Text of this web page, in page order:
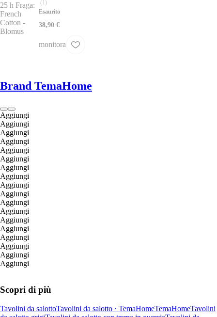
(1)
Esaurito
38,90 €
monitora
Brand TemaHome
Aggiungi
Aggiungi
Aggiungi
Aggiungi
Aggiungi
Aggiungi
Aggiungi
Aggiungi
Aggiungi
Aggiungi
Aggiungi
Aggiungi
Aggiungi
Aggiungi
Aggiungi
Aggiungi
Aggiungi
Aggiungi
Scopri di più
Tavolini da salottoTavolini da salotto · TemaHomeTemaHomeTavolini